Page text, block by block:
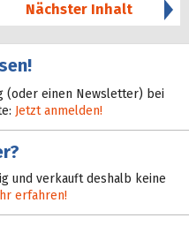
Nächster Inhalt
(oder einen Newsletter) bei
Jetzt anmelden!
und verkauft deshalb keine
erfahren!